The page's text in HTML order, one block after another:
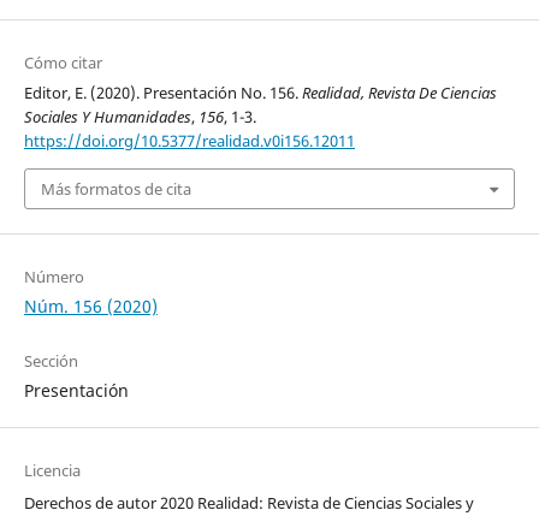
Cómo citar
Editor, E. (2020). Presentación No. 156.Realidad, Revista De Ciencias
Sociales Y Humanidades, 156, 1-3.
https://doi.org/10.5377/realidad.v0i156.12011
Más formatos de cita
Número
Núm. 156 (2020)
Sección
Presentación
Licencia
Derechos de autor 2020 Realidad: Revista de Ciencias Sociales y